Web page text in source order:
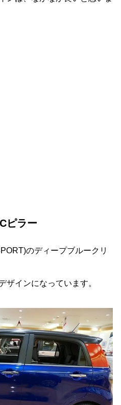
ピラー
のディープブルークリ
ザインになっています。